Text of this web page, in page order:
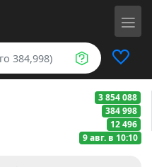
3 854 088
384 998
12 496
9 авг. в 10:10